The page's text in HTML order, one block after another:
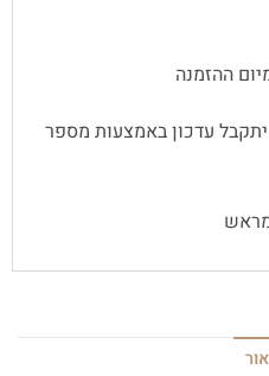
עדכון באמצעות מספר